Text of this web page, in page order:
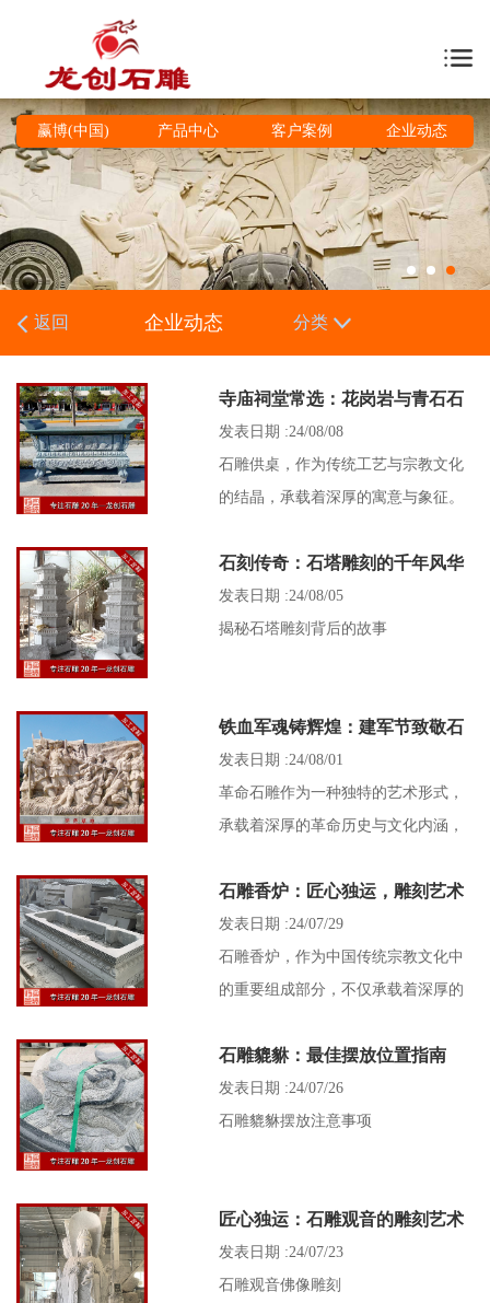
赢博(中国) 产品中心 客户案例 企业动态
返回 企业动态 分类
寺庙祠堂常选：花岗岩与青石石
雕供桌的庄严之选
发表日期 :24/08/08
石雕供桌，作为传统工艺与宗教文化
的结晶，承载着深厚的寓意与象征。
的礼器，更是人类精神信仰与美好愿
景的物化体现。
石刻传奇：石塔雕刻的千年风华
发表日期 :24/08/05
揭秘石塔雕刻背后的故事
铁血军魂铸辉煌：建军节致敬石
雕艺术中的英雄赞歌
发表日期 :24/08/01
革命石雕作为一种独特的艺术形式，
承载着深厚的革命历史与文化内涵，
技艺，将革命英雄人物、革命历史事
件以及革命精神等主题生动地展现出
...
石雕香炉：匠心独运，雕刻艺术
与信仰的结晶
发表日期 :24/07/29
石雕香炉，作为中国传统宗教文化中
的重要组成部分，不仅承载着深厚的
术。
石雕貔貅：最佳摆放位置指南
发表日期 :24/07/26
石雕貔貅摆放注意事项
匠心独运：石雕观音的雕刻艺术
发表日期 :24/07/23
石雕观音佛像雕刻